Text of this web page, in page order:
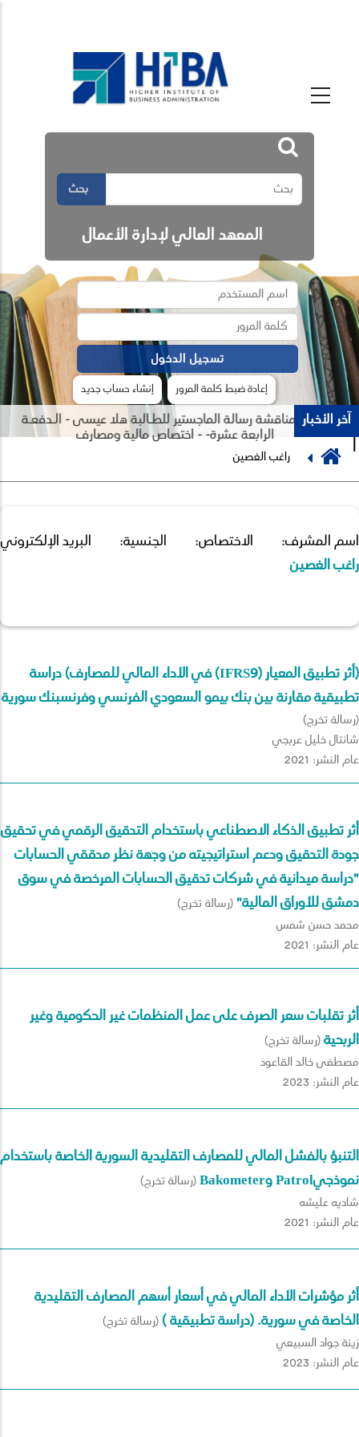
بحث
المعهد العالي لإدارة الأعمال
إنشاء حساب جديد إعادة ضبط كلمة المرور
آخر الأخبار
جلسة مناقشة رسالة الماجستير للطـالبة هلا عيسى - الـدفعـة
الرابعة عشرة- - اختصاص مالية ومصارف
Previous
Next
Breadcrumb
راغب الغصين
اسم المشرف:
راغب الغصين
الاختصاص: الجنسية: البريد
(أثر تطبيق المعيار (IFRS9) في الأداء المالي للمصارف) دراسة
تطبيقية مقارنة بين بنك بيمو السعودي الفرنسي وفرنسبنك سورية
(رسالة تخرج)
شانتال خليل عربجي
عام النشر: 2021
أثر تطبيق الذكاء الاصطناعي باستخدام التدقيق الرقمي في تحقيق
جودة التدقيق ودعم استراتيجيته من وجهة نظر مدققي الحسابات
"دراسة ميدانية في شركات تدقيق الحسابات المرخصة في سوق
دمشق للأوراق المالية"(رسالة تخرج)
محمد حسن شمس
عام النشر: 2021
أثر تقلبات سعر الصرف على عمل المنظمات غير الحكومية وغير
الربحية(رسالة تخرج)
مصطفى خالد القاعود
عام النشر: 2023
التنبؤ بالفشل المالي للمصارف التقليدية السورية الخاصة باستخدام
نموذجيPatrol وBakometer
(رسالة تخرج)
شاديه عليشه
عام النشر: 2021
أثر مؤشرات الأداء المالي في أسعار أسهم المصارف التقليدية
الخاصة في سورية. (دراسة تطبيقية ) (رسالة تخرج)
زينة جواد السبيعي
عام النشر: 2023